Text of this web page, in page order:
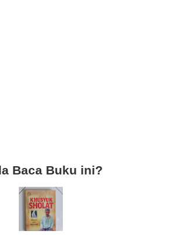
Baca Buku ini?